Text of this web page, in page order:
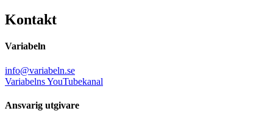
Kontakt
Variabeln
info@variabeln.se
Variabelns YouTubekanal
Ansvarig utgivare